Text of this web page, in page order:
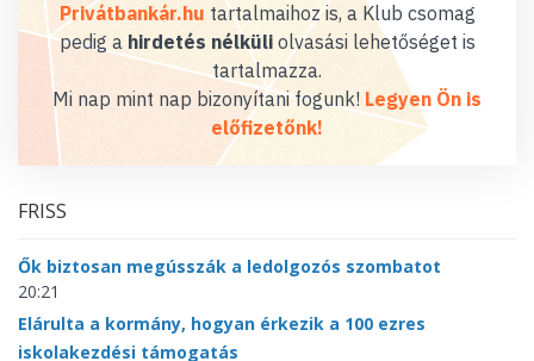
Privátbankár.hu tartalmaihoz is, a Klub csomag
pedig a hirdetés nélküliolvasási lehetőséget is
tartalmazza.
Mi nap mint nap bizonyítani fogunk! Legyen Ön is
előfizetőnk!
FRISS
Ők biztosan megússzák a ledolgozós szombatot
20:21
Elárulta a kormány, hogyan érkezik a 100 ezres
iskolakezdési támogatás